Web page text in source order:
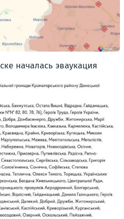
началась эваукация